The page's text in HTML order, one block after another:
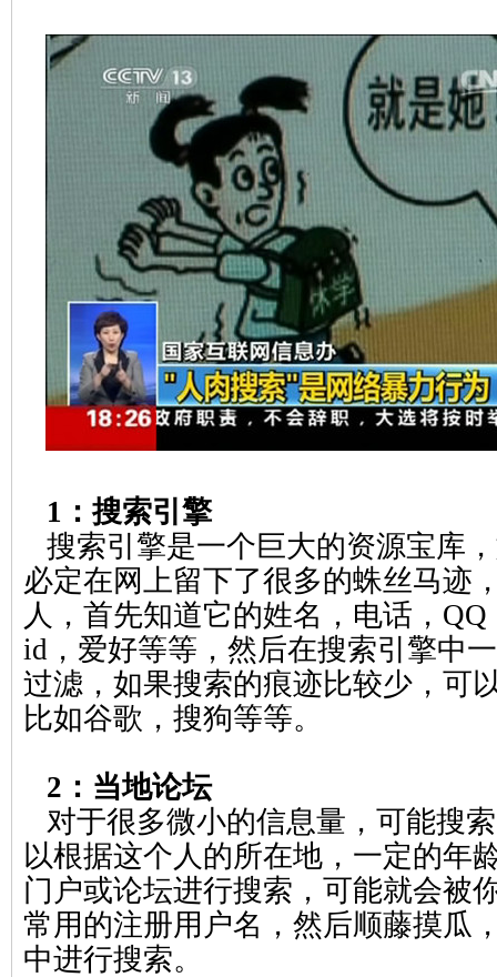
1：搜索引擎
搜索引擎是一个巨大的资源宝库
必定在网上留下了很多的蛛丝马迹
人，首先知道它的姓名，电话，
id，爱好等等，然后在搜索引擎中
过滤，如果搜索的痕迹比较少，可
比如谷歌，搜狗等等。
2：当地论坛
对于很多微小的信息量，可能搜
以根据这个人的所在地，一定的年
门户或论坛进行搜索，可能就会被
常用的注册用户名，然后顺藤摸瓜
中进行搜索。